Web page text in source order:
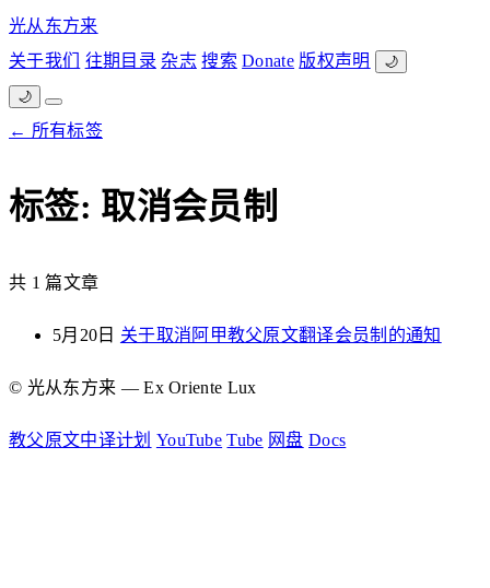
光从东方来
关于我们
往期目录 杂志 搜索 Donate 版权声明 🌙
🌙
← 所有标签
标签: 取消会员制
共 1 篇文章
5月20日 关于取消阿甲教父原文翻译会员制的通知
© 光从东方来 — Ex Oriente Lux
教父原文中译计划 YouTube Tube 网盘 Docs